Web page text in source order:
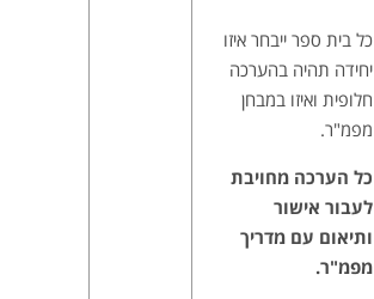
כל בית ספר ייבחר איזו
יחידה תהיה בהערכה
חלופית ואיזו במבחן
מפמ"ר.
כל הערכה מחויבת
לעבור אישור
ותיאום עם מדריך
מפמ"ר.